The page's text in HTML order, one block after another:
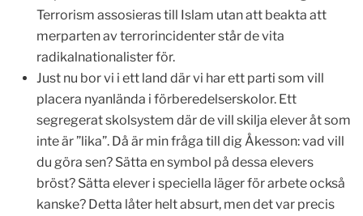
Terrorism assosieras till Islam utan att beakta att
merparten av terrorincidenter står de vita
radikalnationalister för.
Just nu bor vi i ett land där vi har ett parti som vill
placera nyanlända i förberedelserskolor. Ett
segregerat skolsystem där de vill skilja elever åt som
inte är ”lika”. Då är min fråga till dig Åkesson: vad vill
du göra sen? Sätta en symbol på dessa elevers
bröst? Sätta elever i speciella läger för arbete också
kanske? Detta låter helt absurt, men det var precis